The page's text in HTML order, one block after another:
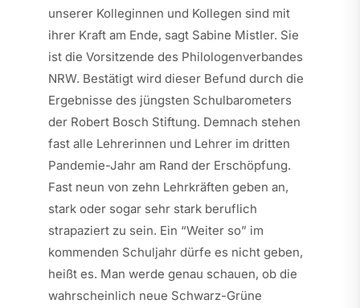
unserer Kolleginnen und Kollegen sind mit
ihrer Kraft am Ende, sagt Sabine Mistler. Sie
ist die Vorsitzende des Philologenverbandes
NRW. Bestätigt wird dieser Befund durch die
Ergebnisse des jüngsten Schulbarometers
der Robert Bosch Stiftung. Demnach stehen
fast alle Lehrerinnen und Lehrer im dritten
Pandemie-Jahr am Rand der Erschöpfung.
Fast neun von zehn Lehrkräften geben an,
stark oder sogar sehr stark beruflich
strapaziert zu sein. Ein “Weiter so” im
kommenden Schuljahr dürfe es nicht geben,
heißt es. Man werde genau schauen, ob die
wahrscheinlich neue Schwarz-Grüne